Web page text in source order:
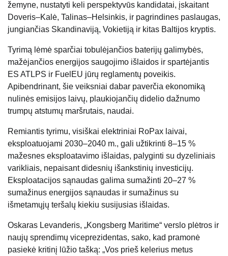
žemyne, nustatyti keli perspektyvūs kandidatai, įskaitant
Doveris–Kalė, Talinas–Helsinkis, ir pagrindines paslaugas,
jungiančias Skandinaviją, Vokietiją ir kitas Baltijos kryptis.
Tyrimą lėmė sparčiai tobulėjančios baterijų galimybės,
mažėjančios energijos saugojimo išlaidos ir spartėjantis
ES ATLPS ir FuelEU jūrų reglamentų poveikis.
Apibendrinant, šie veiksniai dabar paverčia ekonomiką
nulinės emisijos laivų, plaukiojančių didelio dažnumo
trumpų atstumų maršrutais, naudai.
Remiantis tyrimu, visiškai elektriniai RoPax laivai,
eksploatuojami 2030–2040 m., gali užtikrinti 8–15 %
mažesnes eksploatavimo išlaidas, palyginti su dyzeliniais
varikliais, nepaisant didesnių išankstinių investicijų.
Eksploatacijos sąnaudas galima sumažinti 20–27 %
sumažinus energijos sąnaudas ir sumažinus su
išmetamųjų teršalų kiekiu susijusias išlaidas.
Oskaras Levanderis, „Kongsberg Maritime“ verslo plėtros ir
naujų sprendimų viceprezidentas, sako, kad pramonė
pasiekė kritinį lūžio tašką: „Vos prieš kelerius metus